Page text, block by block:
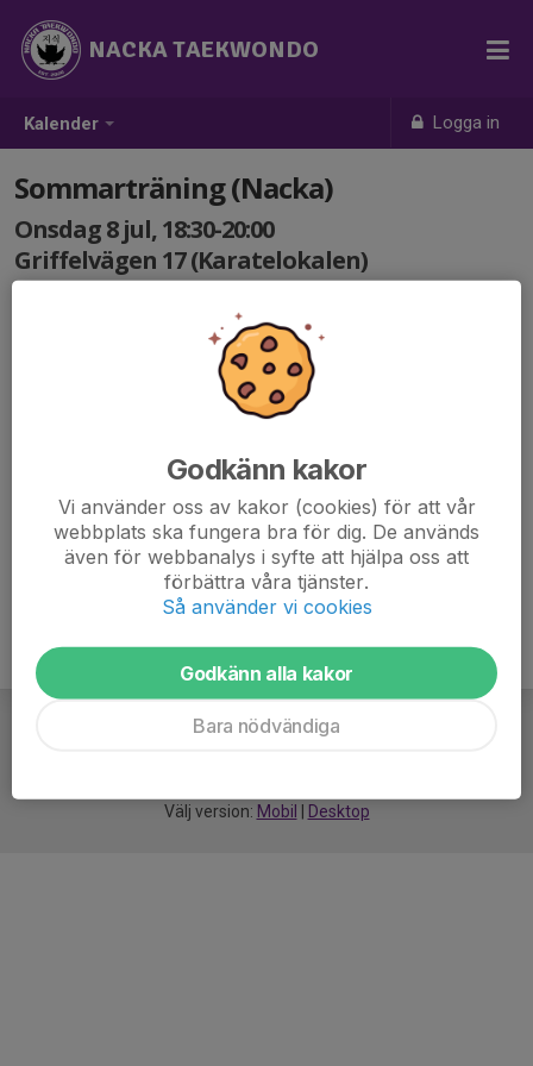
Kalender Logga in
NACKA TAEKWONDO
Sommarträning (Nacka)
Onsdag 8 jul, 18:30-20:00
Griffelvägen 17 (Karatelokalen)
Alla medlemmar från 7 år är välkomna, helt
Tag med skyddsutrustning om ni har!
Välj version: Mobil Desktop
Godkänn kakor
Vi använder oss av kakor (cookies) för att vår
webbplats ska fungera bra för dig. De används
även för webbanalys i syfte att hjälpa oss att
förbättra våra tjänster.
Så använder vi cookies
Godkänn alla kakor
Bara nödvändiga